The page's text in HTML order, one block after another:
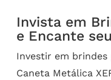
Invista em
e Encante
Investir em
Caneta Metálica